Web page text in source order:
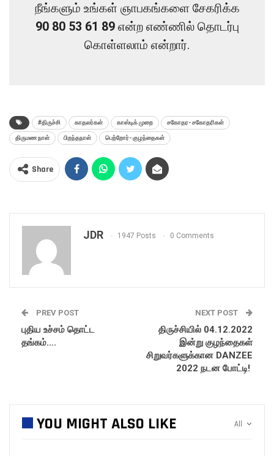
நீங்களும் உங்கள் ஞாபகங்களை சேகரிக்க
90 80 53 61 89 என்ற எண்ணில் தொடர்பு
கொள்ளலாம் என்றார்.
#திருச்சி காதலர்கள் காஸ்டிக் முறை சகோதர- சகோதரிகள்
திருமண நாள் பிறந்தநாள் பெற்றோர்- குழந்தைகள்
Share
JDR 1947 Posts 0 Comments
PREV POST
புதிய உச்சம் தொட்ட
தங்கம்….
NEXT POST
திருச்சியில் 04.12.2022
இன்று குழந்தைகள்
சிறுவர்களுக்கான DANZEE
2022 நடன போட்டி!
All
YOU MIGHT ALSO LIKE